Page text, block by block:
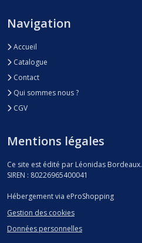
Navigation
Accueil
Catalogue
Contact
Qui sommes nous ?
CGV
Mentions légales
Ce site est édité par Léonidas Bordeaux.
SIREN : 80226965400041
Hébergement via eProShopping
Gestion des cookies
Données personnelles